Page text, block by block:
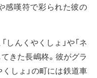
感嘆符で彩られた彼の
しんくやくしょ」や「ネ
きた長嶋柊。彼がグラ
しょ」の町には鉄道車